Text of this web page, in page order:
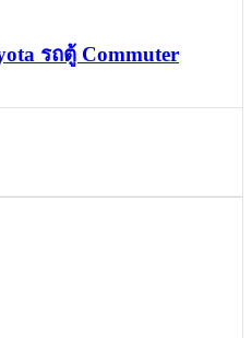
รถตู้ Commuter